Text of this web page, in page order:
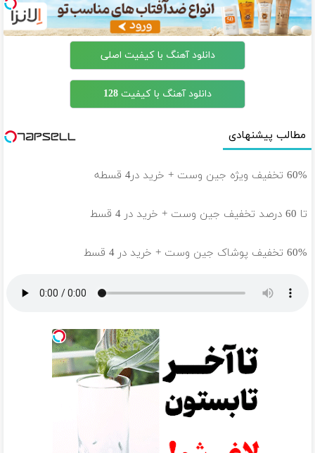
دانلود آهنگ با کیفیت اصلی
دانلود آهنگ با کیفیت 128
مطالب پیشنهادی
60% تخفیف ویژه جین وست + خرید در4 قسطه
تا 60 درصد تخفیف جین وست + خرید در 4 قسط
60% تخفیف پوشاک جین وست + خرید در 4 قسط